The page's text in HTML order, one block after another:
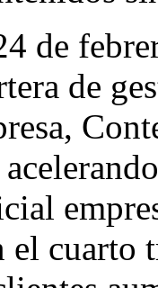
de
de
el cuarto